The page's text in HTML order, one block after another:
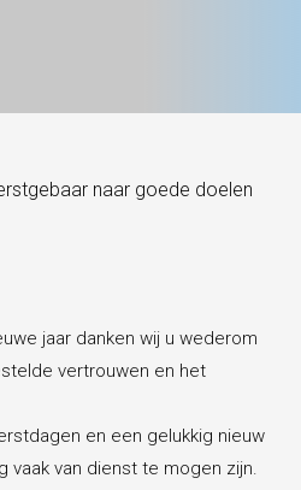
naar goede doelen
jaar danken wij u wederom
vertrouwen en het
en een gelukkig nieuw
vaak van dienst te mogen zijn.